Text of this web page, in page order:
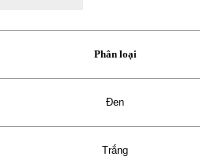
Phân loại
Đen
Trắng